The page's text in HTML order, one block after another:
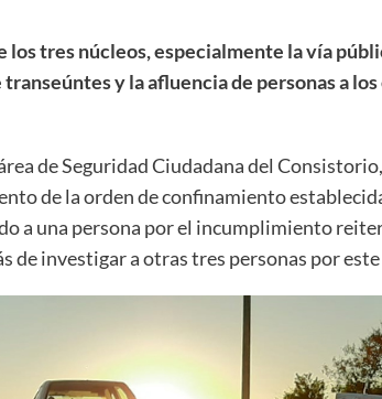
los tres núcleos, especialmente la vía
y la afluencia de personas a
de Seguridad Ciudadana del
de la orden de confinamiento
a una persona por el incumplimiento
de investigar a otras tres personas por